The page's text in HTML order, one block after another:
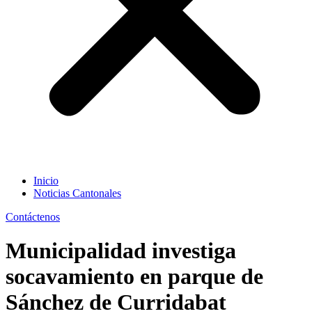
Inicio
Noticias Cantonales
Contáctenos
Municipalidad investiga
socavamiento en parque de
Sánchez de Curridabat